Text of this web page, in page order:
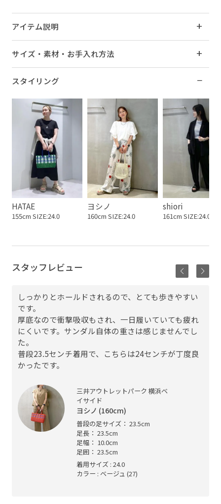
アイテム説明
サイズ・素材・お手入れ方法
スタイリング
HATAE
155cm SIZE:24.0
ヨシノ
160cm SIZE:24.0
shiori
161cm SIZE:24.0
スタッフレビュー
しっかりとホールドされるので、とても歩きやすい
です。
厚底なので衝撃吸収もされ、一日履いていても疲れ
にくいです。サンダル自体の重さは感じませんでし
た。
普段23.5センチ着用で、こちらは24センチが丁度良
かったです。
三井アウトレットパーク 横浜ベ
イサイド
ヨシノ (160cm)
普段の足サイズ： 23.5cm
足長： 23.5cm
足幅： 10.0cm
足囲： 23.5cm
着用サイズ : 24.0
カラー : ベージュ (27)